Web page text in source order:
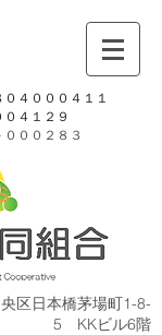
４０００４１１
４１２９
０００２８３
区日本橋茅場町1-8-
5 KKビル6階